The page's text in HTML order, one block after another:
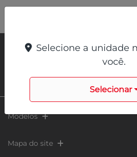
Modelos
Mapa do site
Selecione a unidade
você.
Selecionar